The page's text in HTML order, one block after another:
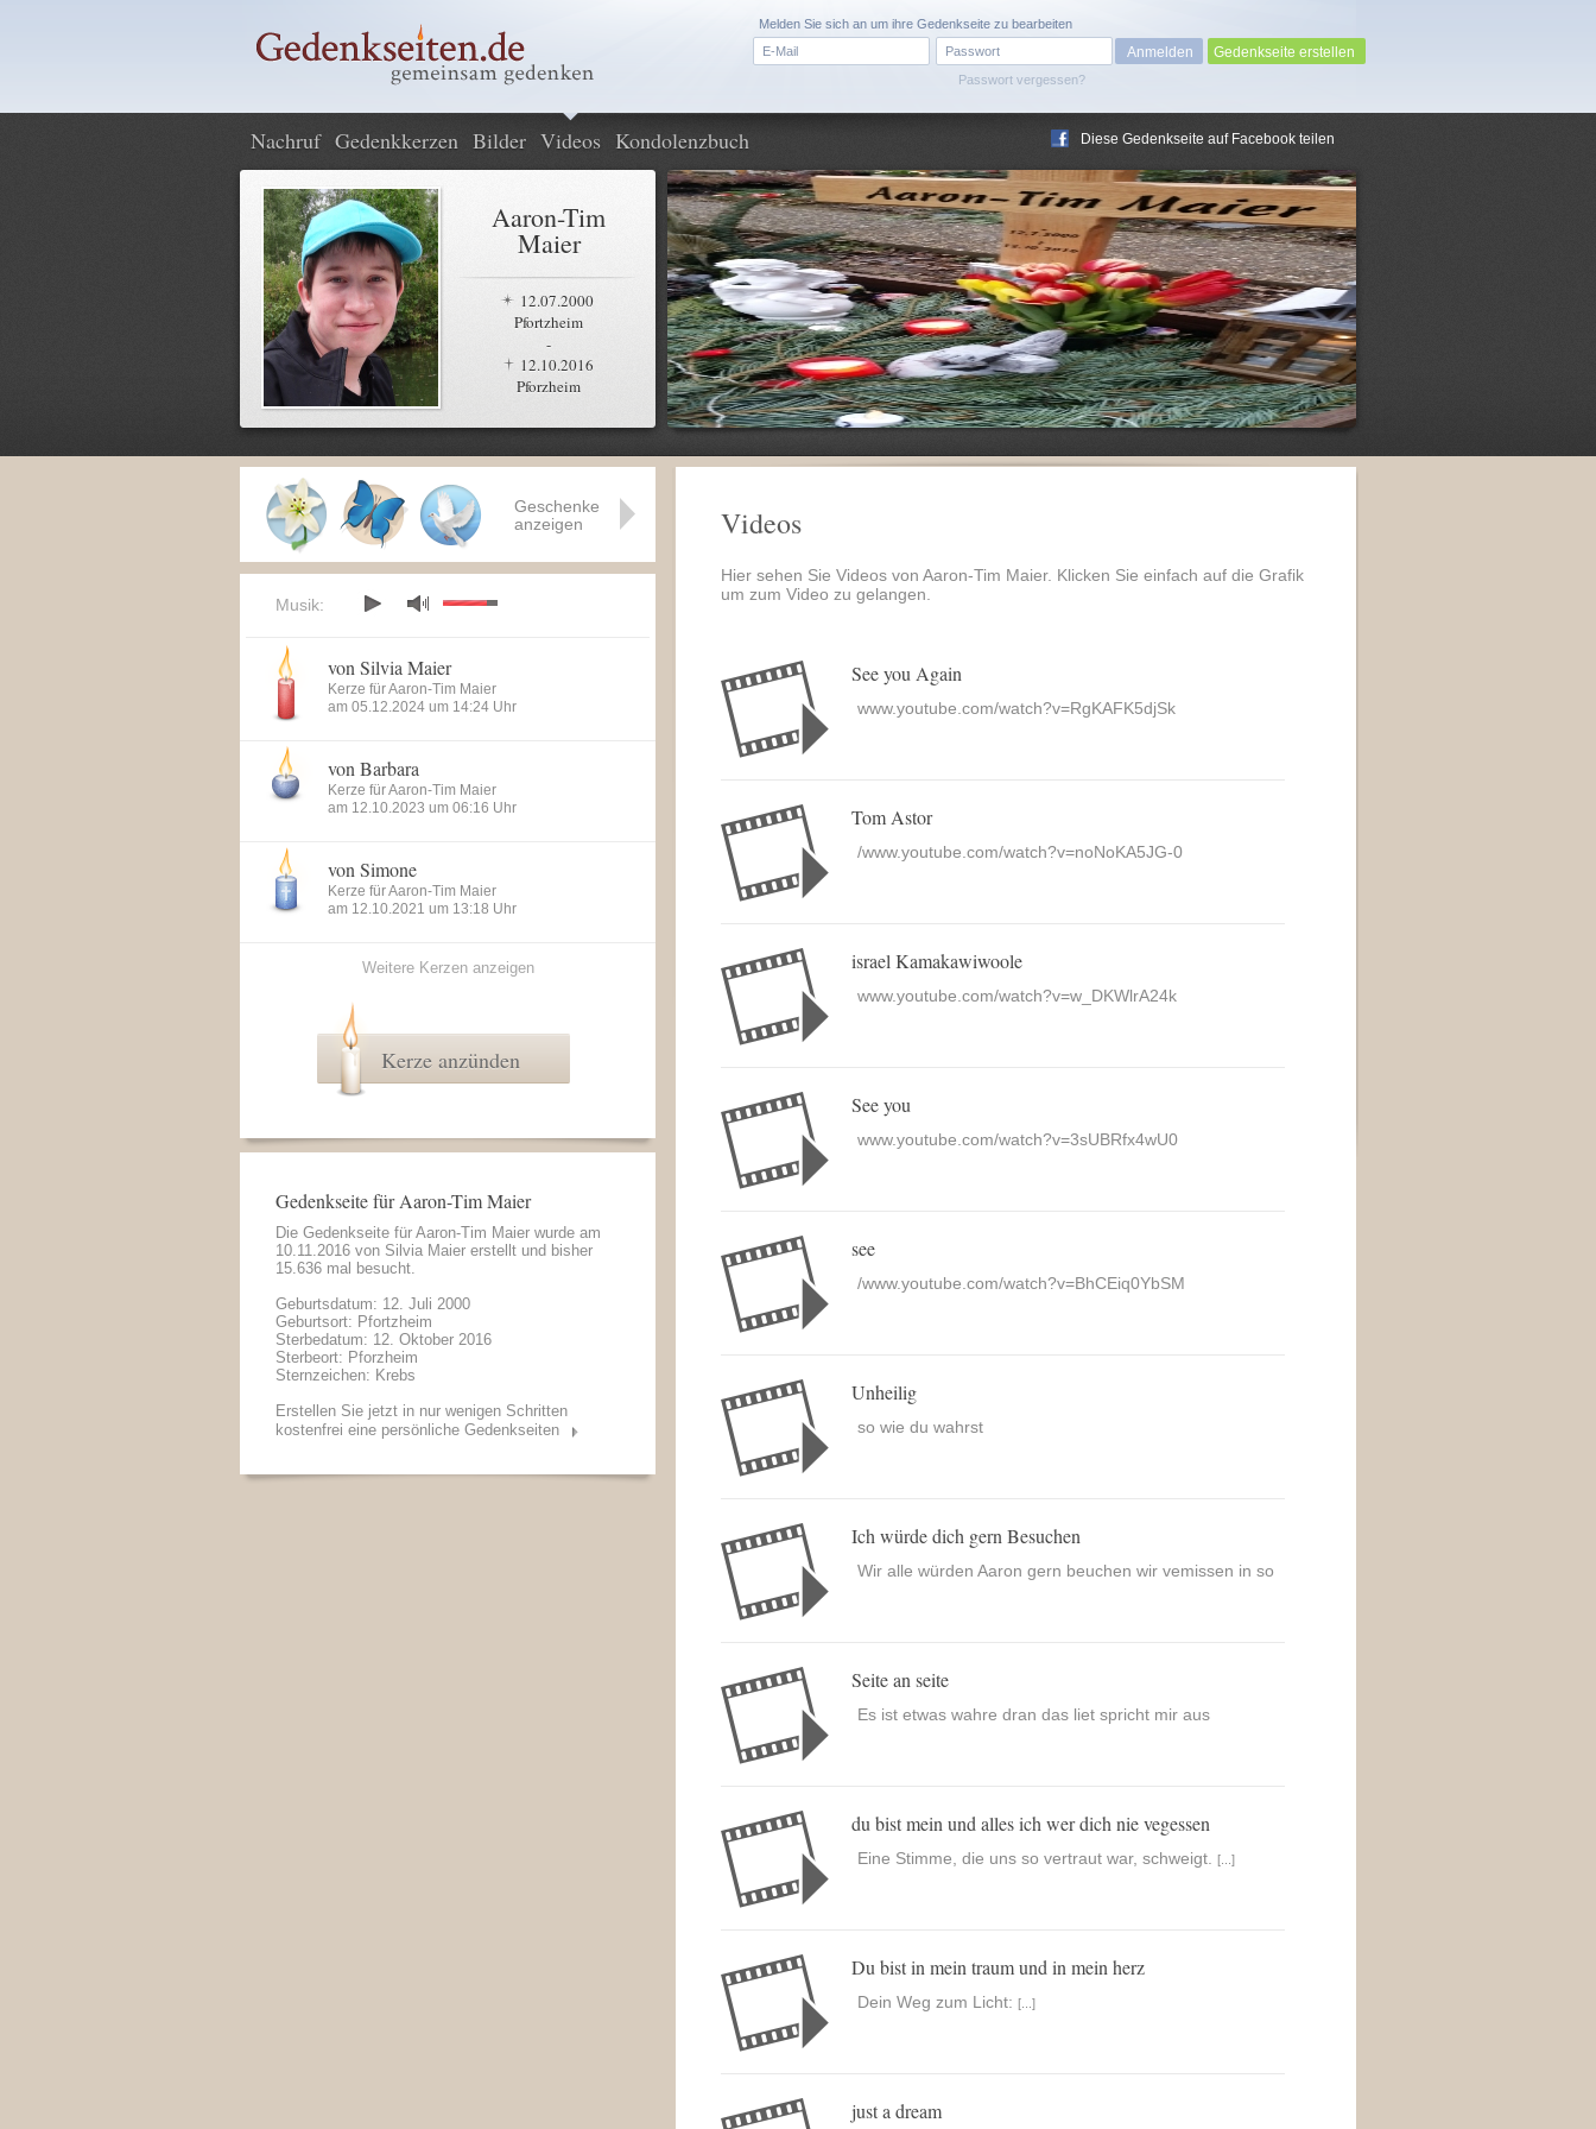
Passwort vergessen?
Melden Sie sich an um ihre Gedenkseite zu bearbeiten
Gedenkseite erstellen
Nachruf Gedenkkerzen Bilder Videos Kondolenzbuch Diese Gedenkseite auf Facebook teilen
Aaron-Tim
Maier
12.07.2000
Pfortzheim
-
12.10.2016
Pforzheim
Videos
Hier sehen Sie Videos von Aaron-Tim Maier. Klicken Sie einfach auf die Grafik
um zum Video zu gelangen.
See you Again
www.youtube.com/watch?v=RgKAFK5djSk
Tom Astor
/www.youtube.com/watch?v=noNoKA5JG-0
israel Kamakawiwoole
www.youtube.com/watch?v=w_DKWlrA24k
See you
www.youtube.com/watch?v=3sUBRfx4wU0
see
/www.youtube.com/watch?v=BhCEiq0YbSM
Unheilig
so wie du wahrst
Ich würde dich gern Besuchen
Wir alle würden Aaron gern beuchen wir vemissen in so
Seite an seite
Es ist etwas wahre dran das liet spricht mir aus
du bist mein und alles ich wer dich nie vegessen
Eine Stimme, die uns so vertraut war, schweigt. [...]
Du bist in mein traum und in mein herz
Dein Weg zum Licht: [...]
just a dream
Geschenke
anzeigen
Musik:
von Silvia Maier
Kerze für Aaron-Tim Maier
am 05.12.2024 um 14:24 Uhr
von Barbara
Kerze für Aaron-Tim Maier
am 12.10.2023 um 06:16 Uhr
von Simone
Kerze für Aaron-Tim Maier
am 12.10.2021 um 13:18 Uhr
Weitere Kerzen anzeigen
Kerze anzünden
Gedenkseite für Aaron-Tim Maier
Die Gedenkseite für Aaron-Tim Maier wurde am
10.11.2016 von Silvia Maier erstellt und bisher
15.636 mal besucht.
Geburtsdatum: 12. Juli 2000
Geburtsort: Pfortzheim
Sterbedatum: 12. Oktober 2016
Sterbeort: Pforzheim
Sternzeichen: Krebs
Erstellen Sie jetzt in nur wenigen Schritten
kostenfrei eine persönliche Gedenkseiten